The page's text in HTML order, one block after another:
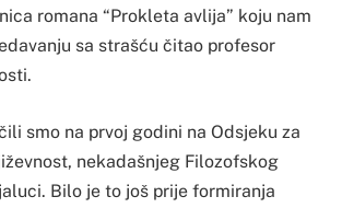
romana “Prokleta avlija” koju nam
sa strašću čitao profesor
smo na prvoj godini na Odsjeku za
nekadašnjeg Filozofskog
Bilo je to još prije formiranja